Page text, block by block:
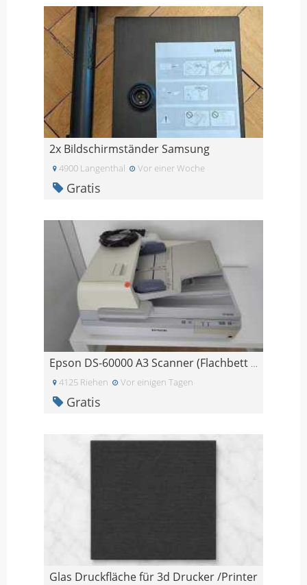
2x Bildschirmständer Samsung
4900 Langenthal Vor einer Woche
Gratis
Epson DS-60000 A3 Scanner (Flachbett + Duplex ADF)
4125 Riehen Vor einigen Tagen
Gratis
Glas Druckfläche für 3d Drucker /Printer